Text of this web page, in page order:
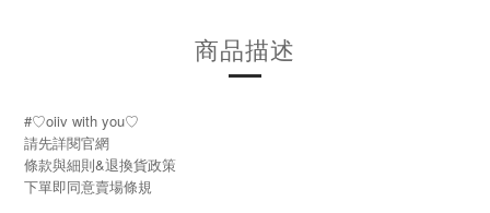
商品描述
#♡oiiv with you♡
請先詳閱官網
條款與細則&退換貨政策
下單即同意賣場條規